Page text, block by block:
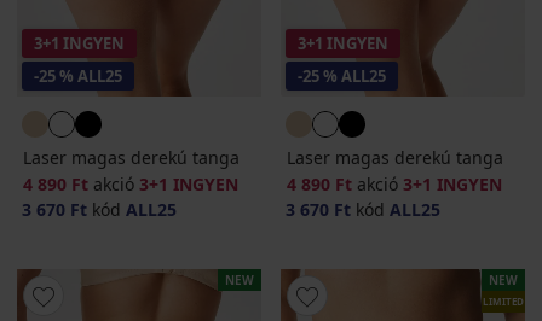
3+1 INGYEN
-25 % ALL25
Laser magas derekú tanga
4 890 Ft akció 3+1 INGYEN
3 670 Ft kód ALL25
3+1 INGYEN
-25 % ALL25
Laser magas derekú tanga
4 890 Ft akció 3+1 INGYEN
3 670 Ft kód ALL25
NEW NEW
LIMITED